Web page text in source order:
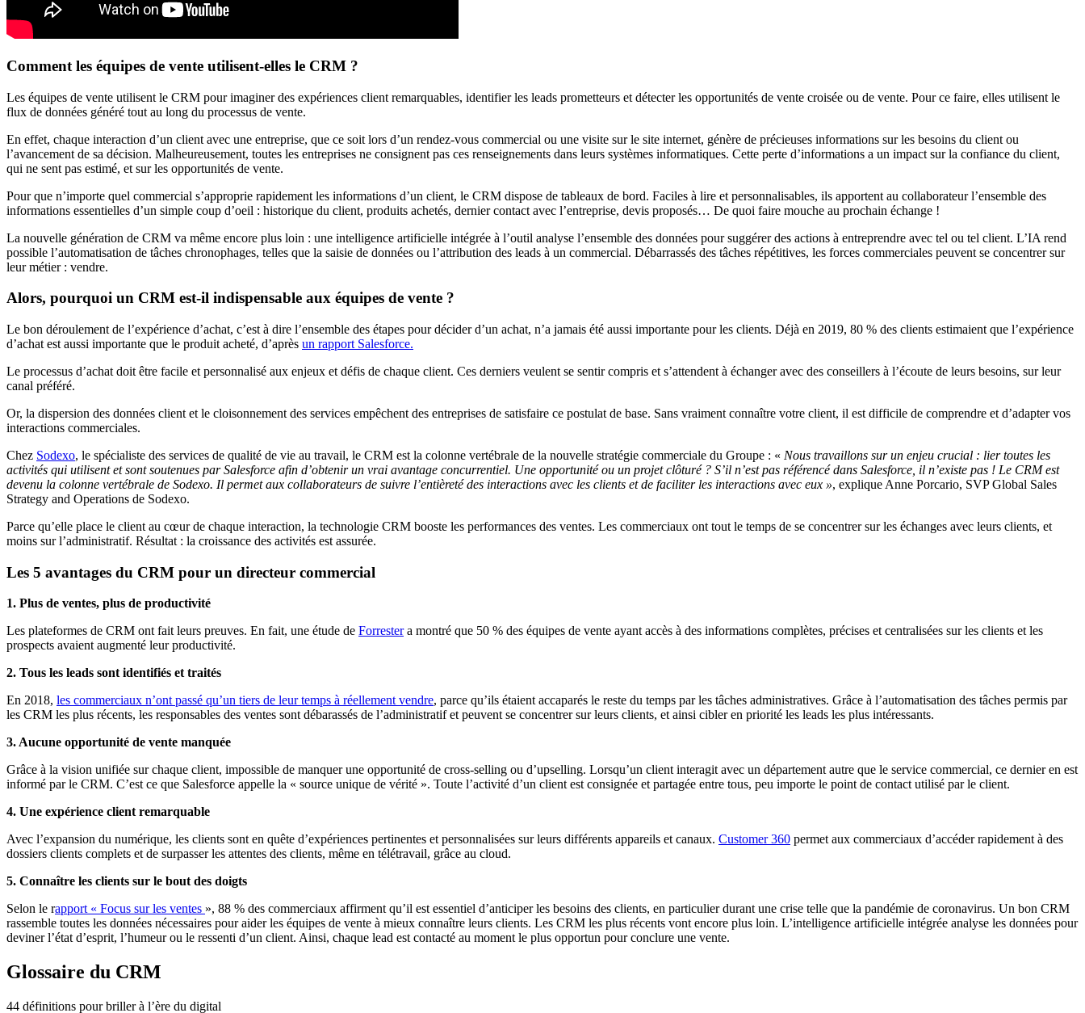
Comment les équipes de vente utilisent-elles le CRM ?
Les équipes de vente utilisent le CRM pour imaginer des expériences client remarquables, identifier les leads prometteurs et détecter les opportunités de vente croisée ou de vente. Pour ce faire, elles utilisent le
flux de données généré tout au long du processus de vente.
En effet, chaque interaction d’un client avec une entreprise, que ce soit lors d’un rendez-vous commercial ou une visite sur le site internet, génère de précieuses informations sur les besoins du client ou
l’avancement de sa décision. Malheureusement, toutes les entreprises ne consignent pas ces renseignements dans leurs systèmes informatiques. Cette perte d’informations a un impact sur la confiance du client,
qui ne sent pas estimé, et sur les opportunités de vente.
Pour que n’importe quel commercial s’approprie rapidement les informations d’un client, le CRM dispose de tableaux de bord. Faciles à lire et personnalisables, ils apportent au collaborateur l’ensemble des
informations essentielles d’un simple coup d’oeil : historique du client, produits achetés, dernier contact avec l’entreprise, devis proposés… De quoi faire mouche au prochain échange !
La nouvelle génération de CRM va même encore plus loin : une intelligence artificielle intégrée à l’outil analyse l’ensemble des données pour suggérer des actions à entreprendre avec tel ou tel client. L’IA rend
possible l’automatisation de tâches chronophages, telles que la saisie de données ou l’attribution des leads à un commercial. Débarrassés des tâches répétitives, les forces commerciales peuvent se concentrer sur
leur métier : vendre.
Alors, pourquoi un CRM est-il indispensable aux équipes de vente ?
Le bon déroulement de l’expérience d’achat, c’est à dire l’ensemble des étapes pour décider d’un achat, n’a jamais été aussi importante pour les clients. Déjà en 2019, 80 % des clients estimaient que l’expérience
d’achat est aussi importante que le produit acheté, d’après un rapport Salesforce.
Le processus d’achat doit être facile et personnalisé aux enjeux et défis de chaque client. Ces derniers veulent se sentir compris et s’attendent à échanger avec des conseillers à l’écoute de leurs besoins, sur leur
canal préféré.
Or, la dispersion des données client et le cloisonnement des services empêchent des entreprises de satisfaire ce postulat de base. Sans vraiment connaître votre client, il est difficile de comprendre et d’adapter vos
interactions commerciales.
Chez Sodexo, le spécialiste des services de qualité de vie au travail, le CRM est la colonne vertébrale de la nouvelle stratégie commerciale du Groupe : « Nous travaillons sur un enjeu crucial : lier toutes les
activités qui utilisent et sont soutenues par Salesforce afin d’obtenir un vrai avantage concurrentiel. Une opportunité ou un projet clôturé ? S’il n’est pas référencé dans Salesforce, il n’existe pas ! Le CRM est
devenu la colonne vertébrale de Sodexo. Il permet aux collaborateurs de suivre l’entièreté des interactions avec les clients et de faciliter les interactions avec eux », explique Anne Porcario, SVP Global Sales
Strategy and Operations de Sodexo.
Parce qu’elle place le client au cœur de chaque interaction, la technologie CRM booste les performances des ventes. Les commerciaux ont tout le temps de se concentrer sur les échanges avec leurs clients, et
moins sur l’administratif. Résultat : la croissance des activités est assurée.
Les 5 avantages du CRM pour un directeur commercial
1. Plus de ventes, plus de productivité
Les plateformes de CRM ont fait leurs preuves. En fait, une étude de Forrestera montré que 50 % des équipes de vente ayant accès à des informations complètes, précises et centralisées sur les clients et les
prospects avaient augmenté leur productivité.
2. Tous les leads sont identifiés et traités
En 2018, les commerciaux n’ont passé qu’un tiers de leur temps à réellement vendre, parce qu’ils étaient accaparés le reste du temps par les tâches administratives. Grâce à l’automatisation des tâches permis par
les CRM les plus récents, les responsables des ventes sont débarassés de l’administratif et peuvent se concentrer sur leurs clients, et ainsi cibler en priorité les leads les plus intéressants.
3. Aucune opportunité de vente manquée
Grâce à la vision unifiée sur chaque client, impossible de manquer une opportunité de cross-selling ou d’upselling. Lorsqu’un client interagit avec un département autre que le service commercial, ce dernier en est
informé par le CRM. C’est ce que Salesforce appelle la « source unique de vérité ». Toute l’activité d’un client est consignée et partagée entre tous, peu importe le point de contact utilisé par le client.
4. Une expérience client remarquable
Avec l’expansion du numérique, les clients sont en quête d’expériences pertinentes et personnalisées sur leurs différents appareils et canaux. Customer 360 permet aux commerciaux d’accéder rapidement à des
dossiers clients complets et de surpasser les attentes des clients, même en télétravail, grâce au cloud.
5. Connaître les clients sur le bout des doigts
Selon le rapport « Focus sur les ventes », 88 % des commerciaux affirment qu’il est essentiel d’anticiper les besoins des clients, en particulier durant une crise telle que la pandémie de coronavirus. Un bon CRM
rassemble toutes les données nécessaires pour aider les équipes de vente à mieux connaître leurs clients. Les CRM les plus récents vont encore plus loin. L’intelligence artificielle intégrée analyse les données pour
deviner l’état d’esprit, l’humeur ou le ressenti d’un client. Ainsi, chaque lead est contacté au moment le plus opportun pour conclure une vente.
Glossaire du CRM
44 définitions pour briller à l’ère du digital